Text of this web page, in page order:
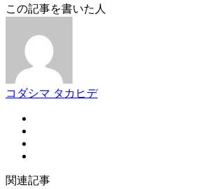
この記事を書いた人
コダシマ タカヒデ
関連記事